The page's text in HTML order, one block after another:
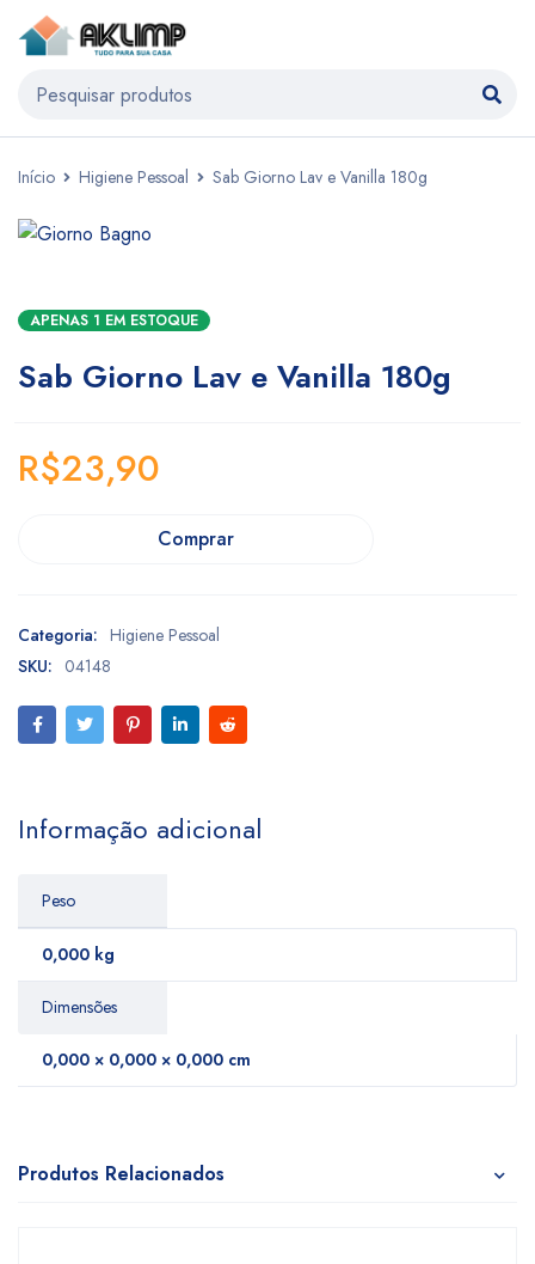
Início Higiene Pessoal Sab Giorno Lav e Vanilla 180g
APENAS 1 EM ESTOQUE
Sab Giorno Lav e Vanilla 180g
R$23,90
Comprar
Categoria: Higiene Pessoal
SKU: 04148
Informação adicional
Peso
0,000 kg
Dimensões
0,000 × 0,000 × 0,000 cm
Produtos Relacionados